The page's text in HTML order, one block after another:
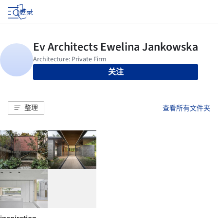
登录
关注
整理 查看所有文件夹